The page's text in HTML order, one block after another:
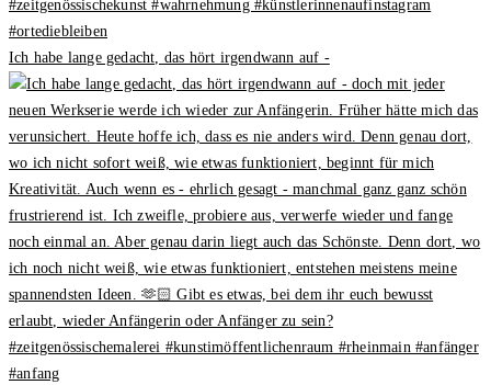
Ich habe lange gedacht, das hört irgendwann auf -